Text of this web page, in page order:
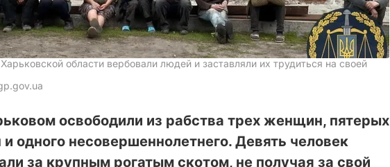
области вербовали людей и заставляли их трудиться на своей
освободили из рабства трех женщин, пятерых
одного несовершеннолетнего. Девять человек
за крупным рогатым скотом, не получая за свой